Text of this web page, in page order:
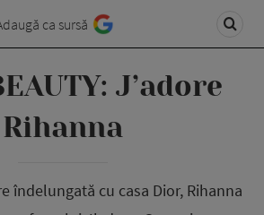
ca sursă
J’adore
Rihanna
îndelungată cu casa Dior, Rihanna